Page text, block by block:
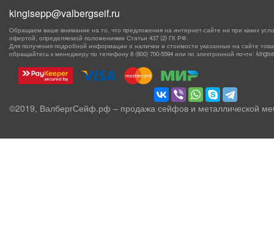
kingisepp@valbergseif.ru
Обращаем ваше внимание на то, что предложения на интернет-сайте ни при каких
офертой, определяемой положениями Статьи 437 (2) ГК РФ.
Для получения подробной информации о наличии и стоимости указанных на сайте
обращайтесь к менеджеру по телефону 8 (800) 700-5594 или по электронной почте:
©2019, ВалбергСейф.рф – продажа сейфов и металлической